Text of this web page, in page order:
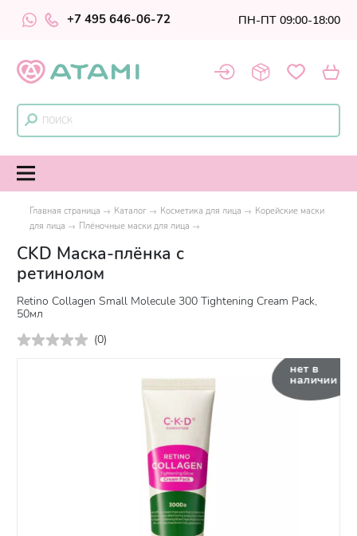
+7 495 646-06-72 ПН-ПТ 09:00-18:00
Главная страница Каталог Косметика для лица
Корейские маски
для лица
Плёночные маски для лица
CKD Маска-плёнка с
ретинолом
Retino Collagen Small Molecule 300 Tightening Cream Pack,
50мл
(0)
нет в
наличии